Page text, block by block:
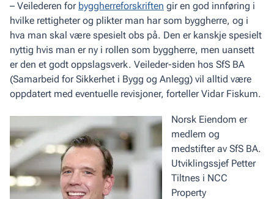
– Veilederen for byggherreforskriften gir en god innføring i
hvilke rettigheter og plikter man har som byggherre, og i
hva man skal være spesielt obs på. Den er kanskje spesielt
nyttig hvis man er ny i rollen som byggherre, men uansett
er den et godt oppslagsverk. Veileder-siden hos SfS BA
(Samarbeid for Sikkerhet i Bygg og Anlegg) vil alltid være
oppdatert med eventuelle revisjoner, forteller Vidar Fiskum.
Norsk Eiendom er
medlem og
medstifter av SfS BA.
Utviklingssjef Petter
Tiltnes i NCC
Property